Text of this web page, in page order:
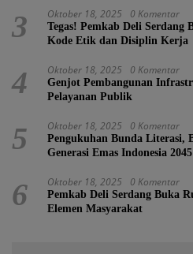
3 Oktober 18, 2025 0 Komentar
Tegas! Pemkab Deli Serdang
Kode Etik dan Disiplin Kerja
4 Oktober 18, 2025 0 Komentar
Genjot Pembangunan
Pelayanan Publik
5 Oktober 18, 2025 0 Komentar
Pengukuhan Bunda Literasi,
Generasi Emas Indonesia 2045
6 Oktober 18, 2025 0 Komentar
Pemkab Deli Serdang Buka
Elemen Masyarakat